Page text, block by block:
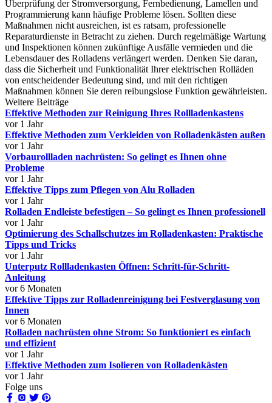
Überprüfung der Stromversorgung, Fernbedienung, Lamellen und
Programmierung kann häufige Probleme lösen. Sollten diese
Maßnahmen nicht ausreichen, ist es ratsam, professionelle
Reparaturdienste in Betracht zu ziehen. Durch regelmäßige Wartung
und Inspektionen können zukünftige Ausfälle vermieden und die
Lebensdauer des Rolladens verlängert werden. Denken Sie daran,
dass die Sicherheit und Funktionalität Ihrer elektrischen Rolläden
von entscheidender Bedeutung sind, und mit den richtigen
Maßnahmen können Sie deren reibungslose Funktion gewährleisten.
Weitere Beiträge
Effektive Methoden zur Reinigung Ihres Rollladenkastens
vor 1 Jahr
Effektive Methoden zum Verkleiden von Rolladenkästen außen
vor 1 Jahr
Vorbaurollladen nachrüsten: So gelingt es Ihnen ohne
Probleme
vor 1 Jahr
Effektive Tipps zum Pflegen von Alu Rolladen
vor 1 Jahr
Rolladen Endleiste befestigen – So gelingt es Ihnen professionell
vor 1 Jahr
Optimierung des Schallschutzes im Rolladenkasten: Praktische
Tipps und Tricks
vor 1 Jahr
Unterputz Rollladenkasten Öffnen: Schritt-für-Schritt-
Anleitung
vor 6 Monaten
Effektive Tipps zur Rolladenreinigung bei Festverglasung von
Innen
vor 6 Monaten
Rolladen nachrüsten ohne Strom: So funktioniert es einfach
und effizient
vor 1 Jahr
Effektive Methoden zum Isolieren von Rolladenkästen
vor 1 Jahr
Folge uns